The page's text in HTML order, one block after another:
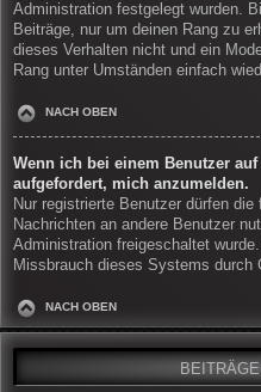
Administration festgelegt wurden.
Beiträge, nur um deinen Rang zu
dieses Verhalten nicht und ein
Rang unter Umständen einfach
NACH OBEN
Wenn ich bei einem Benutzer
aufgefordert, mich anzumelden.
Nur registrierte Benutzer dürfen
Nachrichten an andere Benutzer
Administration freigeschaltet
Missbrauch dieses Systems durch
NACH OBEN